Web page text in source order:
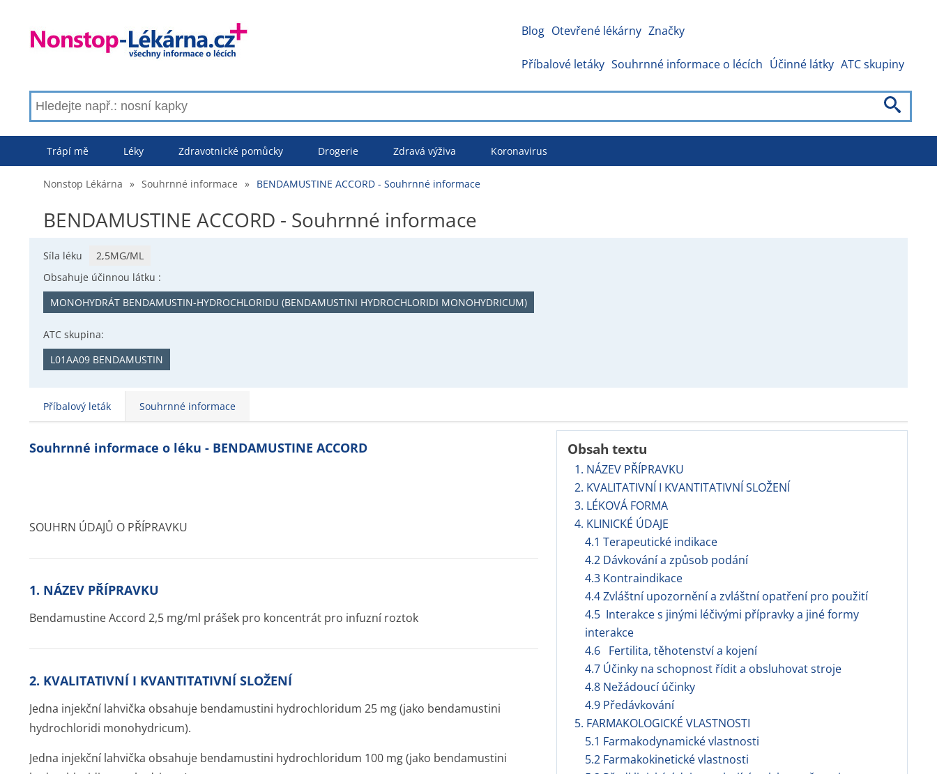
Blog Otevřené lékárny Značky
Příbalové letáky Souhrnné informace o lécích Účinné látky ATC skupiny
Trápí mě Léky Zdravotnické pomůcky Drogerie Zdravá výživa Koronavirus
Nonstop Lékárna » Souhrnné informace » BENDAMUSTINE ACCORD - Souhrnné informace
BENDAMUSTINE ACCORD - Souhrnné informace
Síla léku
2,5MG/ML
Obsahuje účinnou látku :
MONOHYDRÁT BENDAMUSTIN-HYDROCHLORIDU (BENDAMUSTINI HYDROCHLORIDI MONOHYDRICUM)
ATC skupina:
L01AA09 BENDAMUSTIN
Příbalový leták Souhrnné informace
Obsah textu
1. NÁZEV PŘÍPRAVKU
2. KVALITATIVNÍ I KVANTITATIVNÍ SLOŽENÍ
3. LÉKOVÁ FORMA
4. KLINICKÉ ÚDAJE
4.1 Terapeutické indikace
4.2 Dávkování a způsob podání
4.3 Kontraindikace
4.4 Zvláštní upozornění a zvláštní opatření pro použití
4.5 Interakce s jinými léčivými přípravky a jiné formy
interakce
4.6 Fertilita, těhotenství a kojení
4.7 Účinky na schopnost řídit a obsluhovat stroje
4.8 Nežádoucí účinky
4.9 Předávkování
5. FARMAKOLOGICKÉ VLASTNOSTI
5.1 Farmakodynamické vlastnosti
5.2 Farmakokinetické vlastnosti
Souhrnné informace o léku - BENDAMUSTINE ACCORD
SOUHRN ÚDAJŮ O PŘÍPRAVKU
1. NÁZEV PŘÍPRAVKU
Bendamustine Accord 2,5 mg/ml prášek pro koncentrát pro infuzní roztok
2. KVALITATIVNÍ I KVANTITATIVNÍ SLOŽENÍ
Jedna injekční lahvička obsahuje bendamustini hydrochloridum 25 mg (jako bendamustini
hydrochloridi monohydricum).
Jedna injekční lahvička obsahuje bendamustini hydrochloridum 100 mg (jako bendamustini